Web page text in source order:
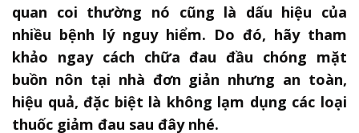
quan coi thường nó cũng là dấu hiệu của
nhiều bệnh lý nguy hiểm. Do đó, hãy tham
khảo ngay cách chữa đau đầu chóng mặt
buồn nôn tại nhà đơn giản nhưng an toàn,
hiệu quả, đặc biệt là không lạm dụng các loại
thuốc giảm đau sau đây nhé.